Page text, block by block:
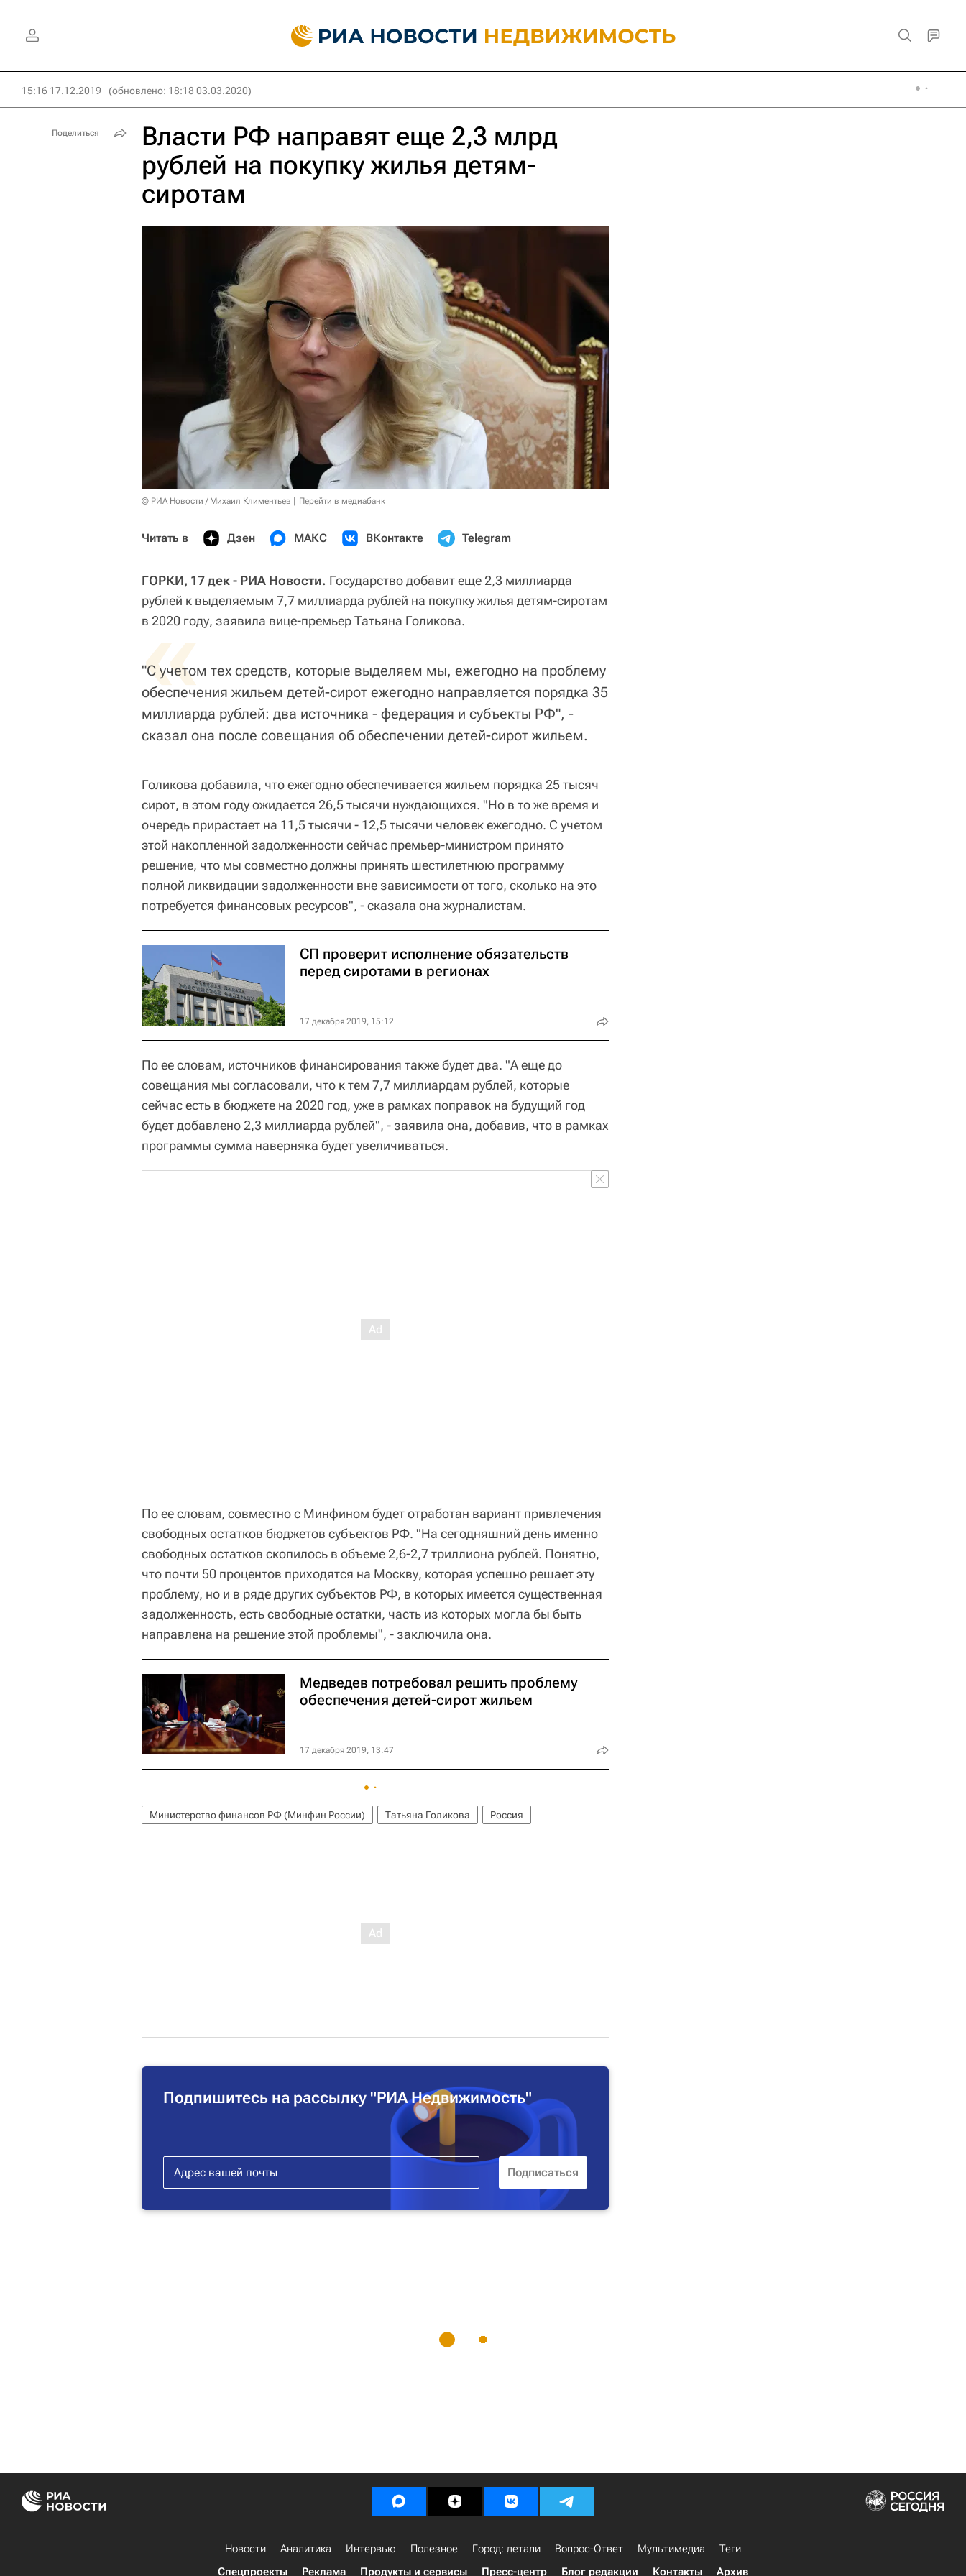
15:16 17.12.2019 (обновлено: 18:18 03.03.2020)
Власти РФ направят еще 2,3 млрд
рублей на покупку жилья детям-
сиротам
© РИА Новости / Михаил Климентьев Перейти в медиабанк
Читать в Дзен МАКС ВКонтакте Telegram
ГОРКИ, 17 дек - РИА Новости. Государство добавит еще 2,3 миллиарда
рублей к выделяемым 7,7 миллиарда рублей на покупку жилья детям-сиротам
в 2020 году, заявила вице-премьер Татьяна Голикова.
«
"С учетом тех средств, которые выделяем мы, ежегодно на проблему
обеспечения жильем детей-сирот ежегодно направляется порядка 35
миллиарда рублей: два источника - федерация и субъекты РФ", -
сказал она после совещания об обеспечении детей-сирот жильем.
Голикова добавила, что ежегодно обеспечивается жильем порядка 25 тысяч
сирот, в этом году ожидается 26,5 тысячи нуждающихся. "Но в то же время и
очередь прирастает на 11,5 тысячи - 12,5 тысячи человек ежегодно. С учетом
этой накопленной задолженности сейчас премьер-министром принято
решение, что мы совместно должны принять шестилетнюю программу
полной ликвидации задолженности вне зависимости от того, сколько на это
потребуется финансовых ресурсов", - сказала она журналистам.
СП проверит исполнение обязательств
перед сиротами в регионах
17 декабря 2019, 15:12
По ее словам, источников финансирования также будет два. "А еще до
совещания мы согласовали, что к тем 7,7 миллиардам рублей, которые
сейчас есть в бюджете на 2020 год, уже в рамках поправок на будущий год
будет добавлено 2,3 миллиарда рублей", - заявила она, добавив, что в рамках
программы сумма наверняка будет увеличиваться.
По ее словам, совместно с Минфином будет отработан вариант привлечения
свободных остатков бюджетов субъектов РФ. "На сегодняшний день именно
свободных остатков скопилось в объеме 2,6-2,7 триллиона рублей. Понятно,
что почти 50 процентов приходятся на Москву, которая успешно решает эту
проблему, но и в ряде других субъектов РФ, в которых имеется существенная
задолженность, есть свободные остатки, часть из которых могла бы быть
направлена на решение этой проблемы", - заключила она.
Медведев потребовал решить проблему
обеспечения детей-сирот жильем
17 декабря 2019, 13:47
Министерство финансов РФ (Минфин России) Татьяна Голикова Россия
Подпишитесь на рассылку "РИА Недвижимость"
Поделиться
Новости Аналитика Интервью Полезное Город: детали Вопрос-Ответ Мультимедиа
Теги
Спецпроекты
Реклама Продукты и сервисы Пресс-центр Блог редакции Контакты Архив